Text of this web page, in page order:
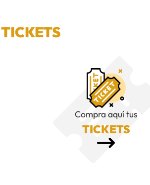
TICKETS
Compra aquí tus
TICKETS